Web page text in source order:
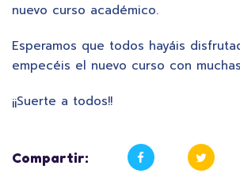
nuevo curso académico.
Esperamos que todos hayáis
empecéis el nuevo curso con
¡¡Suerte a todos!!
Compartir: